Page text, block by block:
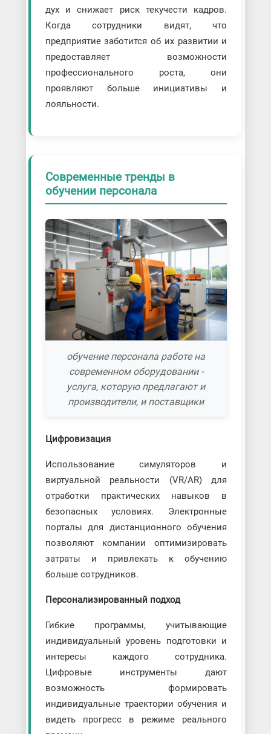
дух и снижает риск текучести кадров.
Когда сотрудники видят, что
предприятие заботится об их развитии и
предоставляет возможности
профессионального роста, они
проявляют больше инициативы и
лояльности.
Современные тренды в
обучении персонала
обучение персонала работе на
современном оборудовании -
услуга, которую предлагают и
производители, и поставщики
Цифровизация
Использование симуляторов и
виртуальной реальности (VR/AR) для
отработки практических навыков в
безопасных условиях. Электронные
порталы для дистанционного обучения
позволяют компании оптимизировать
затраты и привлекать к обучению
больше сотрудников.
Персонализированный подход
Гибкие программы, учитывающие
индивидуальный уровень подготовки и
интересы каждого сотрудника.
Цифровые инструменты дают
возможность формировать
индивидуальные траектории обучения и
видеть прогресс в режиме реального